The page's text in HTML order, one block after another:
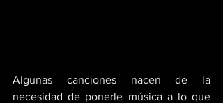
Algunas canciones nacen de la
necesidad de ponerle música a lo que